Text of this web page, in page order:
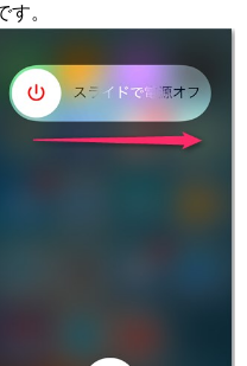
。